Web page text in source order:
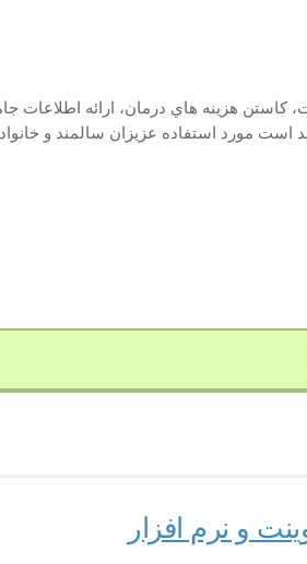
هزينه هاي درمان، ارائه اطلاعات
مورد استفاده عزيزان سالمند و
و نرم افزار